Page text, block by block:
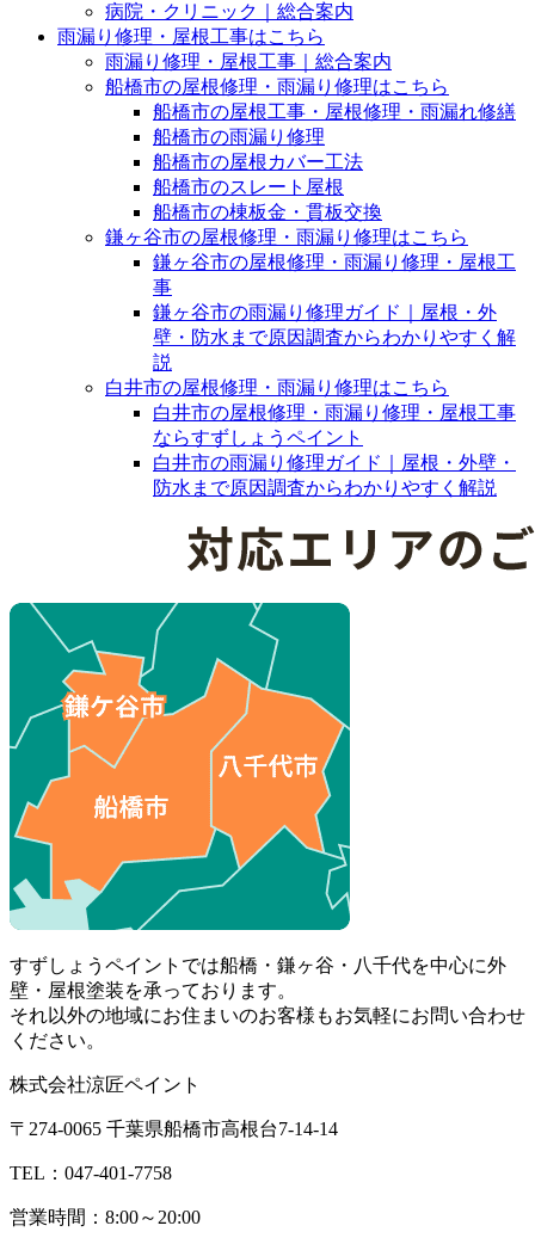
病院・クリニック｜総合案内
雨漏り修理・屋根工事はこちら
雨漏り修理・屋根工事｜総合案内
船橋市の屋根修理・雨漏り修理はこちら
船橋市の屋根工事・屋根修理・雨漏れ修繕
船橋市の雨漏り修理
船橋市の屋根カバー工法
船橋市のスレート屋根
船橋市の棟板金・貫板交換
鎌ヶ谷市の屋根修理・雨漏り修理はこちら
鎌ヶ谷市の屋根修理・雨漏り修理・屋根工
事
鎌ヶ谷市の雨漏り修理ガイド｜屋根・外
壁・防水まで原因調査からわかりやすく解
説
白井市の屋根修理・雨漏り修理はこちら
白井市の屋根修理・雨漏り修理・屋根工事
ならすずしょうペイント
白井市の雨漏り修理ガイド｜屋根・外壁・
防水まで原因調査からわかりやすく解説
すずしょうペイントでは船橋・鎌ヶ谷・八千代を中心に外
壁・屋根塗装を承っております。
それ以外の地域にお住まいのお客様もお気軽にお問い合わせ
ください。
株式会社涼匠ペイント
〒274-0065 千葉県船橋市高根台7-14-14
TEL：047-401-7758
営業時間：8:00～20:00